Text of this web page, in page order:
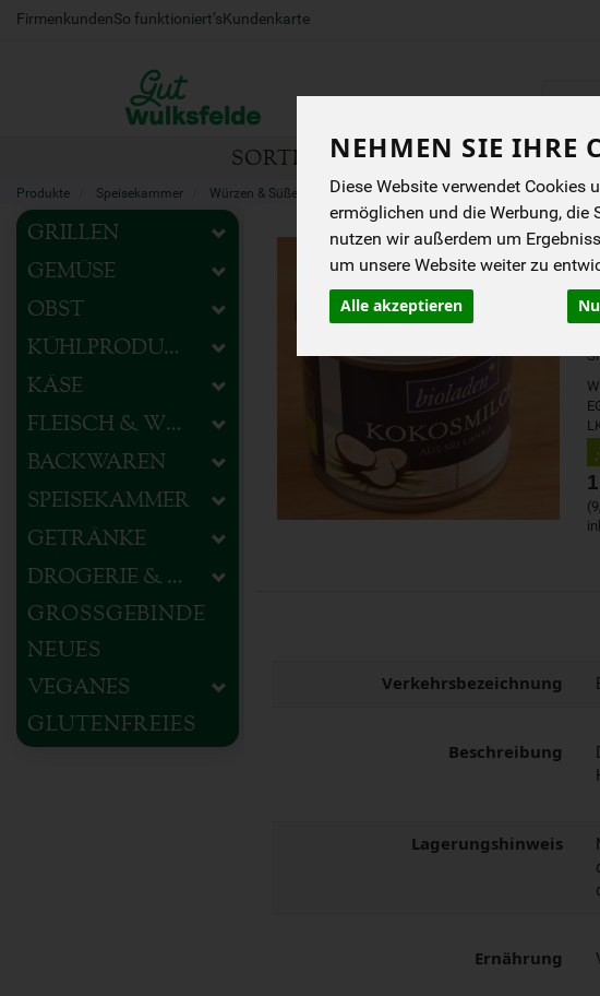
NEHMEN SIE IHRE
Diese Website verwendet Cookies
ermöglichen und die Werbung, die
nutzen wir außerdem um
um unsere Website weiter zu
Alle akzeptieren
FirmenkundenSo funktioniert’sKundenkarte
SORTIMENT HOFEIGENES
Produkte Speisekammer Würzen & Süßen Würzsaucen, Fonds & Pasten
GRILLEN
GEMÜSE
OBST
KÜHLPRODUKTE
KÄSE
FLEISCH & WURST
BACKWAREN
SPEISEKAMMER
GETRÄNKE
DROGERIE & HAUSHALT
GROSSGEBINDE
NEUES
VEGANES
GLUTENFREIES
Verkehrsbezeichnung
Beschreibung
Lagerungshinweis
Ernährung